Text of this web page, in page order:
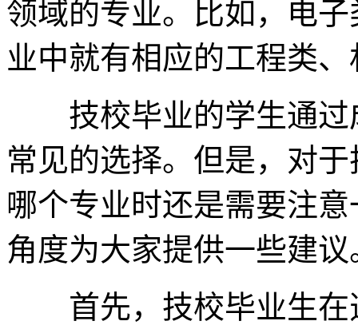
领域的专业。比如，电
业中就有相应的工程类
技校毕业的学生通过
常见的选择。但是，对
哪个专业时还是需要注
角度为大家提供一些建议
首先，技校毕业生在